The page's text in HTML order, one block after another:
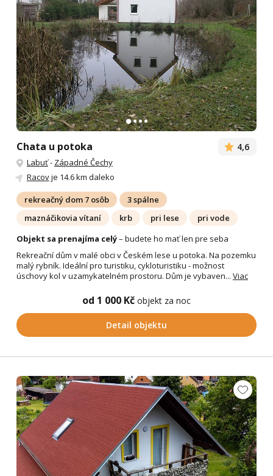
Chata u potoka 4,6
Labuť- Západné Čechy
Racovje 14.6 km daleko
rekreačný dom 7 osôb
3 spálne
maznáčikovia vítaní
krb pri lese
pri vode
Objekt sa prenajíma celý– budete ho mať len pre seba
Rekreační dům v malé obci v Českém lese u potoka. Na pozemku
malý rybník. Ideální pro turistiku, cykloturistiku - možnost
úschovy kol v uzamykatelném prostoru. Dům je vybaven... Viac
od 1 000 Kč objekt za noc
Detail objektu